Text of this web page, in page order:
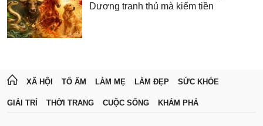
Dương tranh thủ mà kiếm tiền
XÃ HỘI TỔ ẤM LÀM MẸ LÀM ĐẸP SỨC KHỎE
GIẢI TRÍ THỜI TRANG CUỘC SỐNG KHÁM PHÁ